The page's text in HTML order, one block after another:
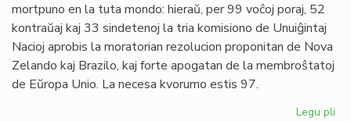
mortpuno en la tuta mondo: hieraŭ, per 99 voĉoj poraj, 52
kontraŭaj kaj 33 sindetenoj la tria komisiono de Unuiĝintaj
Nacioj aprobis la moratorian rezolucion proponitan de Nova
Zelando kaj Brazilo, kaj forte apogatan de la membroŝtatoj
de Eŭropa Unio. La necesa kvorumo estis 97.
Legu pli